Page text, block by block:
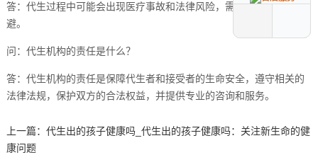
答：代生过程中可能会出现医疗事故和法律风险，需要引起重视和规
避。
问：代生机构的责任是什么？
答：代生机构的责任是保障代生者和接受者的生命安全，遵守相关的
法律法规，保护双方的合法权益，并提供专业的咨询和服务。
上一篇： 代生出的孩子健康吗_代生出的孩子健康吗：关注新生命的健
康问题